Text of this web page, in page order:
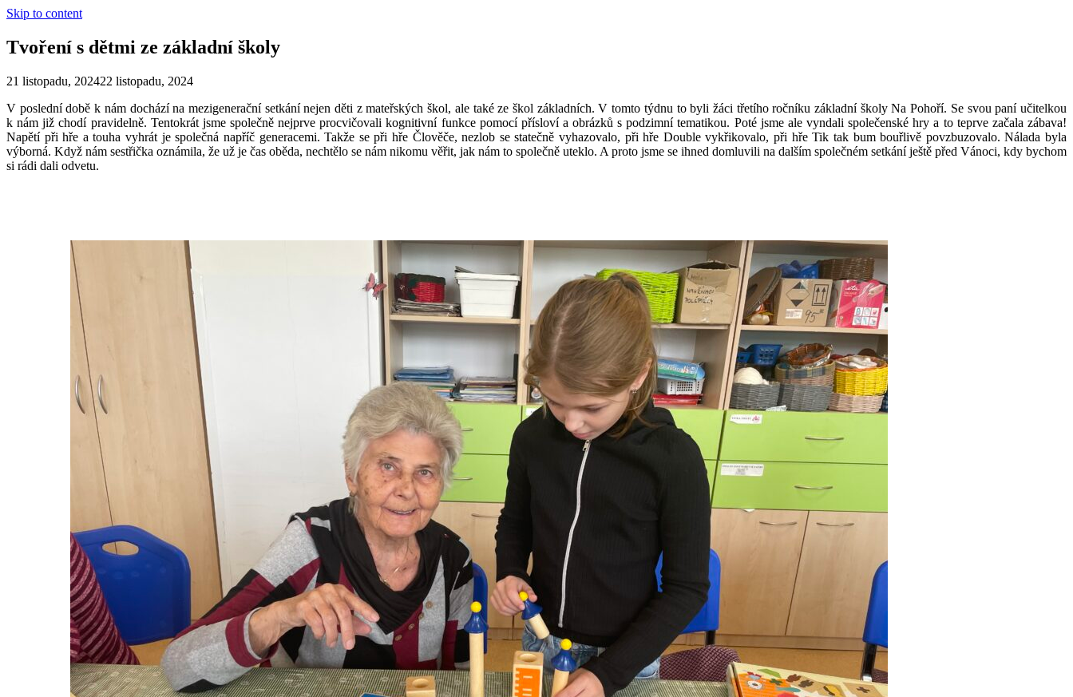
Skip to content
Tvoření s dětmi ze základní školy
21 listopadu, 202422 listopadu, 2024
V poslední době k nám dochází na mezigenerační setkání nejen děti z mateřských škol, ale také ze škol základních. V tomto týdnu to byli žáci třetího ročníku základní školy Na Pohoří. Se svou paní učitelkou
k nám již chodí pravidelně. Tentokrát jsme společně nejprve procvičovali kognitivní funkce pomocí přísloví a obrázků s podzimní tematikou. Poté jsme ale vyndali společenské hry a to teprve začala zábava!
Napětí při hře a touha vyhrát je společná napříč generacemi. Takže se při hře Člověče, nezlob se statečně vyhazovalo, při hře Double vykřikovalo, při hře Tik tak bum bouřlivě povzbuzovalo. Nálada byla
výborná. Když nám sestřička oznámila, že už je čas oběda, nechtělo se nám nikomu věřit, jak nám to společně uteklo. A proto jsme se ihned domluvili na dalším společném setkání ještě před Vánoci, kdy bychom
si rádi dali odvetu.